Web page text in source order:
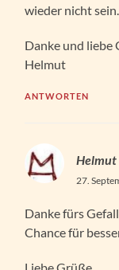
wieder nicht sein.
Danke und liebe
Helmut
ANTWORTEN
Helmut
27.
Danke fürs
Chance für
Liebe Grüße